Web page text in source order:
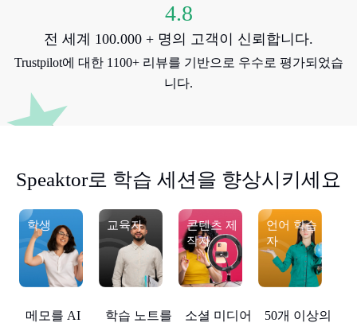
4.8
전 세계 100.000 + 명의 고객이 신뢰합니다.
Trustpilot에 대한 1100+ 리뷰를 기반으로 우수로 평가되었습
니다.
Speaktor로 학습 세션을 향상시키세요
학생
메모를 AI
교육자
학습 노트를
콘텐츠 제
작자
소셜 미디어
언어 학습
자
50개 이상의